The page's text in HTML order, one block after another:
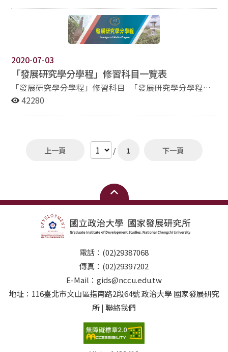
至少15學分。修習科目請參見「修習科目一覽表」。 抵
展研究學分學程修習科目一覽表」外之本校各系所相關課
程，經學程委員會核可，至多抵免選修2~3學分。 結業
證明 修滿規定課程者得檢具歷年成績單，填寫結業證明申
請表（如下方檔案）向本學程申請核發，經學程委員會審
核並簽請召集人同意後，頒發「發展研究學分學程」結業
證明。
學分學程設置辦法訂之。 第二條 為培養關注國家與國際
學分學程（以下簡稱「本學程」），提供涵蓋政治發展、
社會發展、經濟發展、永續發展、國際發展與發展援助之
中英文授課相關課程，期能讓學生透過跨領域知識與實務
學習，成為促進國家與國際發展之重要人才。 第三條 本
學程修習資格為本校學士班三、四年級或碩士班學生。每
學年招收20名。 第四條 修習本學程之學生，應於每學期
設置學程委員會，設委員5至6名，由學程委員會委員中推
選一人擔任召集人。學程委員會成員可視情況增減。 第六
修與選修課程，學生需修滿至少15學分。修習科目依「修
習科目一覽表」 第八條 修滿學分學程規定之科目與學分
者，得向學分學程設置單位申請核發學分學程結業證明
書。未經核准修讀者，不得發給學分學程結業證明書。 第
分學程設置辦法及相關法令規定辦理。 第十條 本施行細
則經教務會議通過後施行，修正時亦同。
2020-07-03
「發展研究學分學程」修習科目一覽表
「發展研究學分學程」修習科目 「發展研究學分學程」
修習科目一覽表，請參閱附加檔案。 最低學分： 15
Development Assistance、Poverty and Inequality in
Entrepreneurship Developments 選修學分： 5 學分
課程：修習科目一覽表14門課程，自選1~2門。
程，經學程委員會核可，至多抵免選修2~3學分。
42280
上一頁 / 1 下一頁
電話：(02)29387068
傳真：(02)29397202
E-Mail：gids@nccu.edu.tw
地址：116臺北市文山區指南路2段64號 政治大學 國家發展研究
所 | 聯絡我們